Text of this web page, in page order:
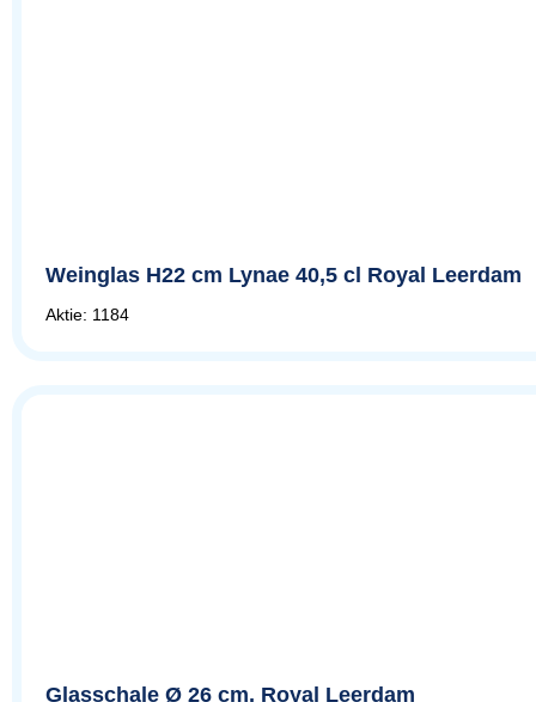
Weinglas H22 cm Lynae 40,5 cl Royal Leerdam
Aktie: 1184
Glasschale Ø 26 cm, Royal Leerdam